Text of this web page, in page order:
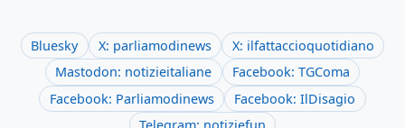
Bluesky X: parliamodinews
X: ilfattaccioquotidiano
Mastodon: notizieitaliane
Facebook: TGComa
Facebook: Parliamodinews
Facebook: IlDisagio